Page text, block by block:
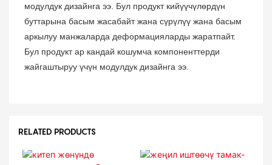
модулдук дизайнга ээ. Бул продукт кийүүчүлөрдүн
буттарына басым жасабайт жана сүрүлүү жана басым
аркылуу манжаларда деформацияларды жаратпайт.
Бул продукт ар кандай кошумча компоненттерди
жайгаштыруу үчүн модулдук дизайнга ээ.
RELATED PRODUCTS